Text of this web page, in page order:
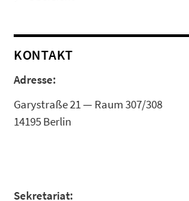
KONTAKT
Adresse:
Garystraße 21 — Raum 307/308
14195 Berlin
Sekretariat: